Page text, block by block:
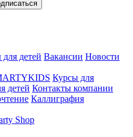
детей Вакансии Новости
Курсы для
детей Контакты компании
Каллиграфия
Shop